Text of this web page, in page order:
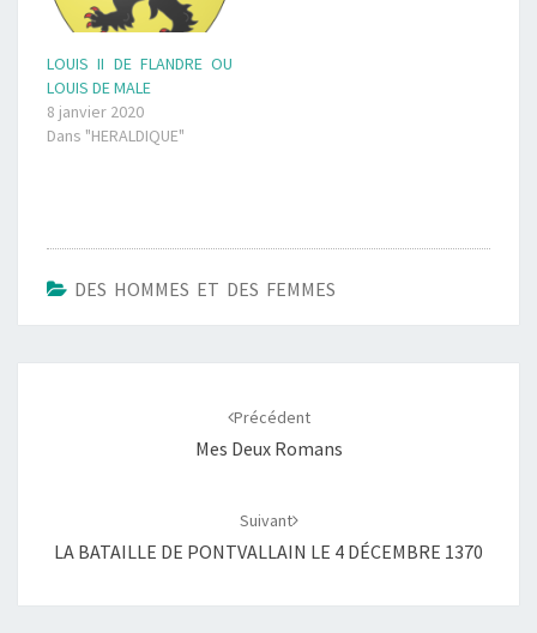
LOUIS II DE FLANDRE OU
LOUIS DE MALE
8 janvier 2020
Dans "HERALDIQUE"
DES HOMMES ET DES FEMMES
Précédent
Mes Deux Romans
Suivant
LA BATAILLE DE PONTVALLAIN LE 4 DÉCEMBRE 1370